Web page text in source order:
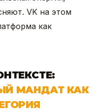
VK на этом
как
МАНДАТ КАК